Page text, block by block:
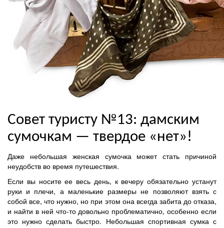
Совет туристу №13: дамским
сумочкам — твердое «нет»!
Даже небольшая женская сумочка может стать причиной
неудобств во время путешествия.
Если вы носите ее весь день, к вечеру обязательно устанут
руки и плечи, а маленькие размеры не позволяют взять с
собой все, что нужно, но при этом она всегда забита до отказа,
и найти в ней что-то довольно проблематично, особенно если
это нужно сделать быстро. Небольшая спортивная сумка с